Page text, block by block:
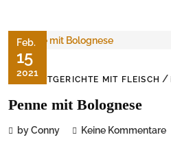
Feb.
15
2021
HAUPTGERICHTE MIT FLEISCH /
Penne mit Bolognese
by Conny Keine Kommentare